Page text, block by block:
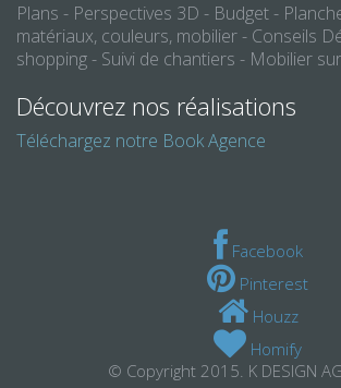
Plans - Perspectives 3D - Budget -
matériaux, couleurs, mobilier - Conseils
shopping - Suivi de chantiers - Mobilier
Découvrez nos réalisations
Téléchargez notre Book Agence
Facebook
Pinterest
Houzz
Homify
© Copyright 2015. K DESIGN